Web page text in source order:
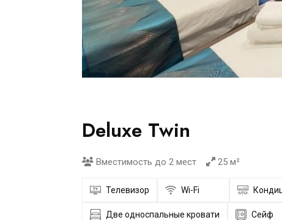
Deluxe Twin
Вместимость до 2 мест 25 м²
Телевизор Wi-Fi
Две односпальные кровати Cейф